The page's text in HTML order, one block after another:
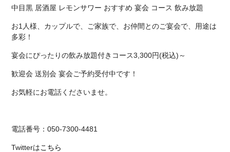
中目黒 居酒屋 レモンサワー おすすめ 宴会 コース 飲み放題
お1人様、カップルで、ご家族で、お仲間とのご宴会で、用途は
多彩！
宴会にぴったりの飲み放題付きコース3,300円(税込)～
歓迎会 送別会 宴会ご予約受付中です！
お気軽にお電話くださいませ。
電話番号：050-7300-4481
Twitterはこちら